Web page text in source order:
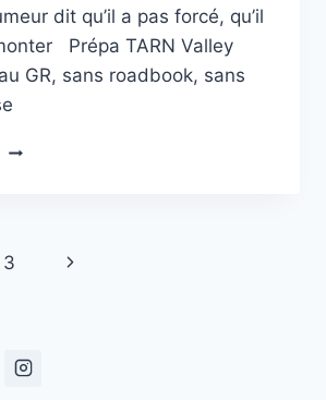
dit qu’il a pas forcé, qu’il
Prépa TARN Valley
GR, sans roadbook, sans
STRAVA
3